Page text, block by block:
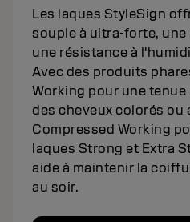
Les laques StyleSign
souple à ultra-forte,
une résistance à
Avec des produits
Working pour une
des cheveux colorés ou
Compressed Working
laques Strong et Extra
aide à maintenir la
au soir.